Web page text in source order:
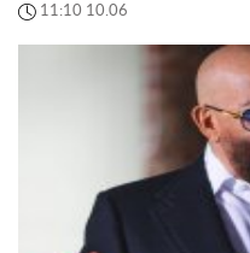
11:10 10.06